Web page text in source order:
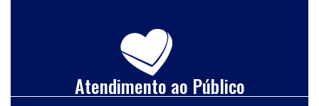
Atendimento ao Público